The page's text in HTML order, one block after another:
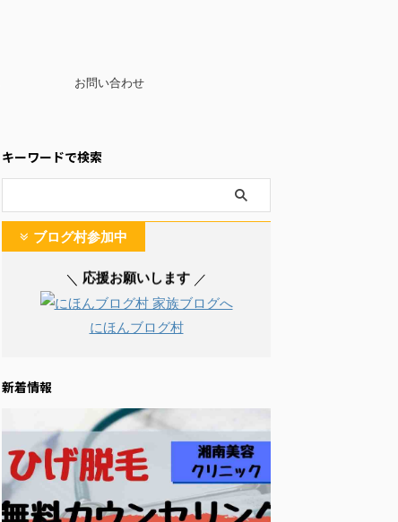
お問い合わせ
キーワードで検索
ブログ村参加中
＼ 応援お願いします ／
にほんブログ村
新着情報